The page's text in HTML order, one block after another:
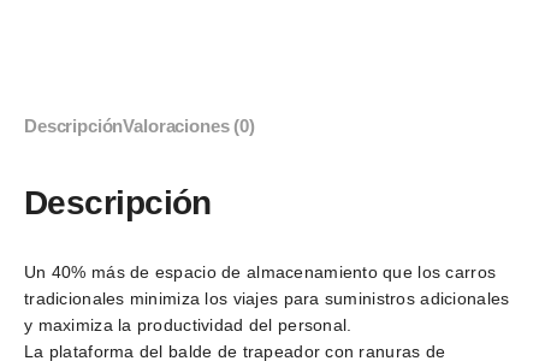
DescripciónValoraciones (0)
Descripción
Un 40% más de espacio de almacenamiento que los carros
tradicionales minimiza los viajes para suministros adicionales
y maximiza la productividad del personal.
La plataforma del balde de trapeador con ranuras de